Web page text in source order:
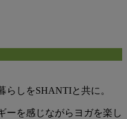
らしをSHANTIと共に。
ーを感じながらヨガを楽し